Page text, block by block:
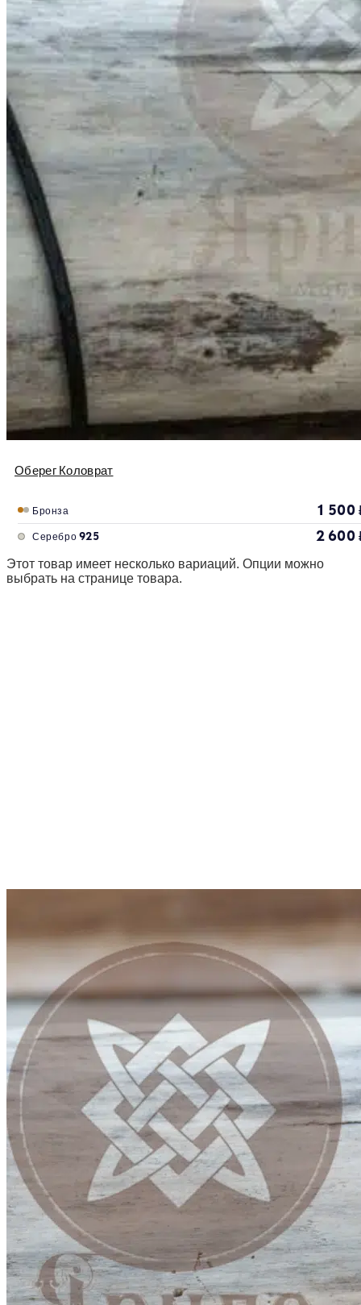
Оберег Коловрат
Бронза 1 500
Серебро 925 2 600
Этот товар имеет несколько вариаций. Опции можно
выбрать на странице товара.